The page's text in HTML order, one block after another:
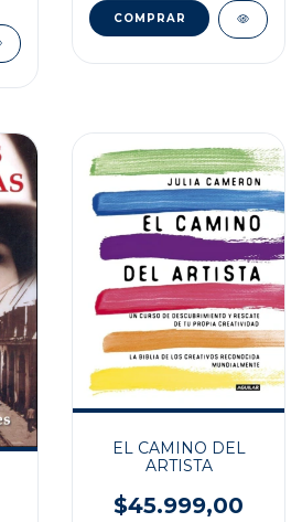
EL CAMINO DEL
ARTISTA
$45.999,00